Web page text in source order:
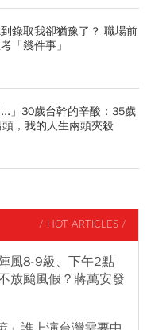
錄取我卻猶豫了？ 職場前
「幾件事」
」30歲台幹的辛酸：35歲
，我的人生兩頭夾殺
/ HOT ARTICLES /
風8-9級、下午2點
放颱風假？蔣萬安發